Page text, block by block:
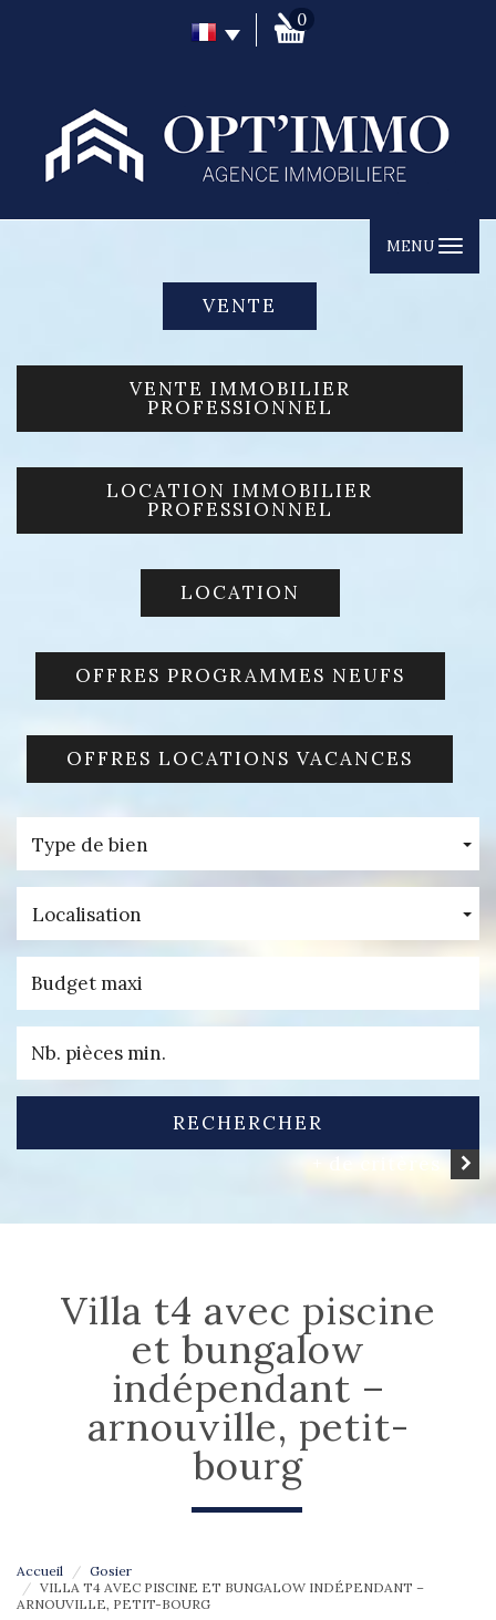
0
MENU
VENTE
VENTE IMMOBILIER
PROFESSIONNEL
LOCATION IMMOBILIER
PROFESSIONNEL
LOCATION
OFFRES PROGRAMMES NEUFS
OFFRES LOCATIONS VACANCES
Type de bien
Localisation
RECHERCHER
+ de critères
villa t4 avec piscine
et bungalow
indépendant –
arnouville, petit-
bourg
Accueil
Gosier
VILLA T4 AVEC PISCINE ET BUNGALOW INDÉPENDANT –
ARNOUVILLE, PETIT-BOURG